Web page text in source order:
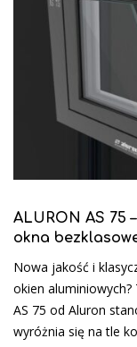
ALURON AS 75
okna
Nowa jakość i
okien
AS 75 od Aluron
wyróżnia się na tle